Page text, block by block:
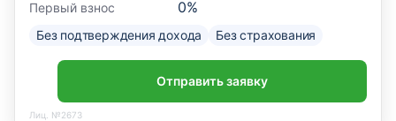
Первый взнос 0%
Без подтверждения дохода Без страхования
Отправить заявку
Лиц. №2673